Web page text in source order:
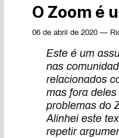
O Zoom é
06 de abril de 2020 —
Este é um
nas
relacionados
mas fora
problemas do
Alinhei este
repetir